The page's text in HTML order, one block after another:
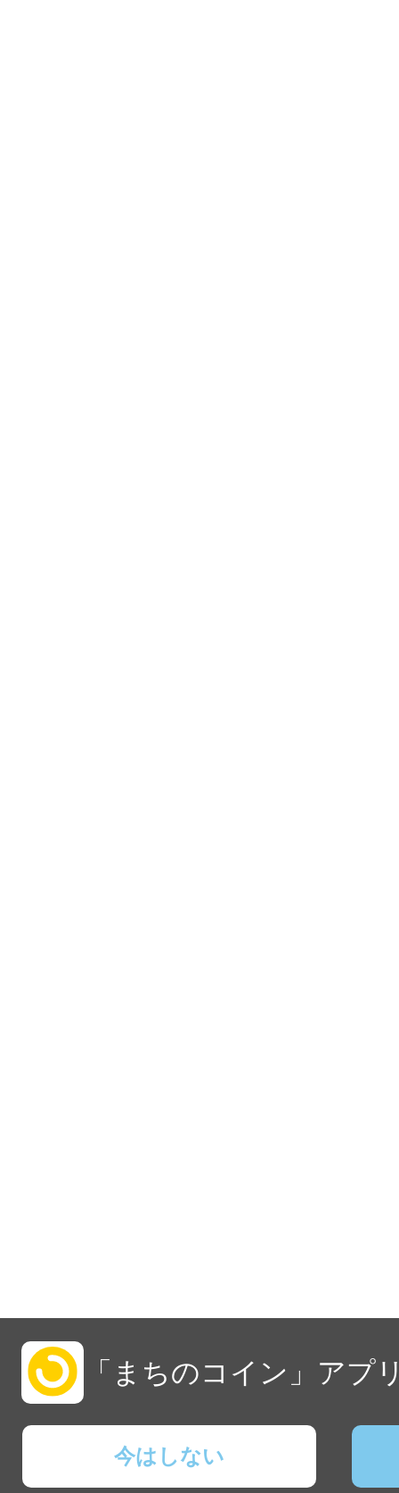
「まちのコイン」アプ
今はしない